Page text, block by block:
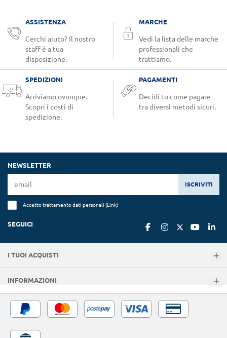
ASSISTENZA
Cerchi aiuto? Il nostro
staff è a tua
disposizione.
MARCHE
Vedi la lista delle marche
professionali che
trattiamo.
SPEDIZIONI
Arriviamo ovunque.
Scopri i costi di
spedizione.
PAGAMENTI
Decidi tu come pagare
tra diversi metodi sicuri.
NEWSLETTER
ISCRIVITI
Accetto trattamento dati personali (Link)
SEGUICI
I TUOI ACQUISTI
INFORMAZIONI